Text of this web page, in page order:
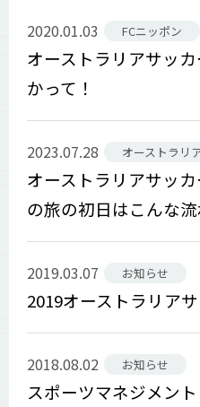
2020.01.03 FCニッポン
オーストラリアサッ
かって！
2023.07.28 オーストラリ
オーストラリアサッ
の旅の初日はこんな流
2019.03.07 お知らせ
2019オーストラリア
2018.08.02 お知らせ
スポーツマネジメン